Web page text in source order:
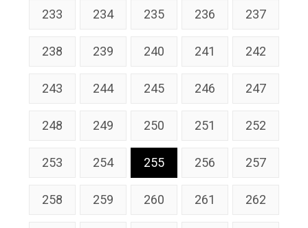
233 234 235 236 237
238 239 240 241 242
243 244 245 246 247
248 249 250 251 252
253 254 255 256 257
258 259 260 261 262